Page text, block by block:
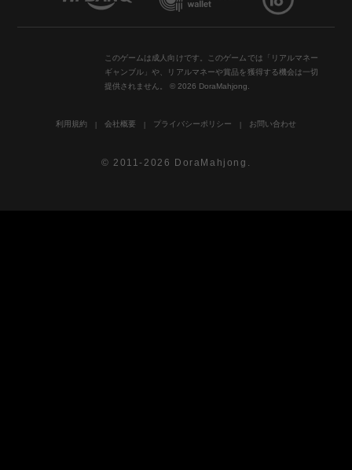
このゲームは成人向けです。このゲームでは「リアルマネー
ギャンブル」や、リアルマネーや賞品を獲得する機会は一切
提供されません。 © 2026 DoraMahjong.
利用規約 会社概要 プライバシーポリシー お問い合わせ
© 2011-2026 DoraMahjong.